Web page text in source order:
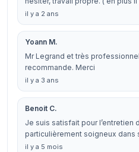
il y a 2 ans
Yoann M.
Mr Legrand et très
recommande. Merci
il y a 3 ans
Benoit C.
Je suis satisfait pour
particulièrement soigneux dans
il y a 5 mois